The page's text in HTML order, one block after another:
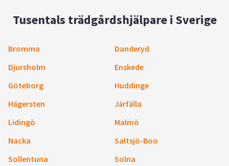
Tusentals trädgårdshjälpare i Sverige
Bromma
Danderyd
Djursholm
Enskede
Göteborg
Huddinge
Hägersten
Järfälla
Lidingö
Malmö
Nacka
Saltsjö-Boo
Sollentuna
Solna